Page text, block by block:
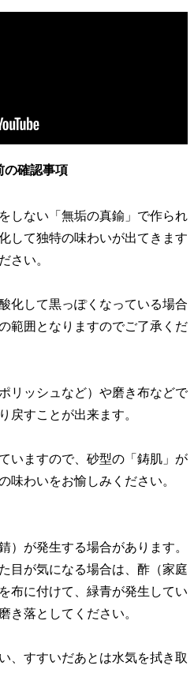
の確認事項
しない「無垢の真鍮」で作られ
して独特の味わいが出てきます
さい。
化して黒っぽくなっている場合
範囲となりますのでご了承くだ
リッシュなど）や磨き布などで
戻すことが出来ます。
いますので、砂型の「鋳肌」が
味わいをお愉しみください。
）が発生する場合があります。
目が気になる場合は、酢（家庭
布に付けて、緑青が発生してい
き落としてください。
、すすいだあとは水気を拭き取